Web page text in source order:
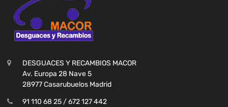
DESGUACES Y RECAMBIOS MACOR
Av. Europa 28 Nave 5
28977 Casarubuelos Madrid
91 110 68 25 / 672 127 442